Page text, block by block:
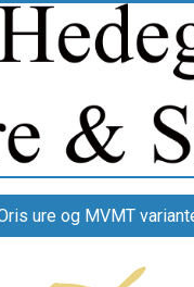
ure og MVMT